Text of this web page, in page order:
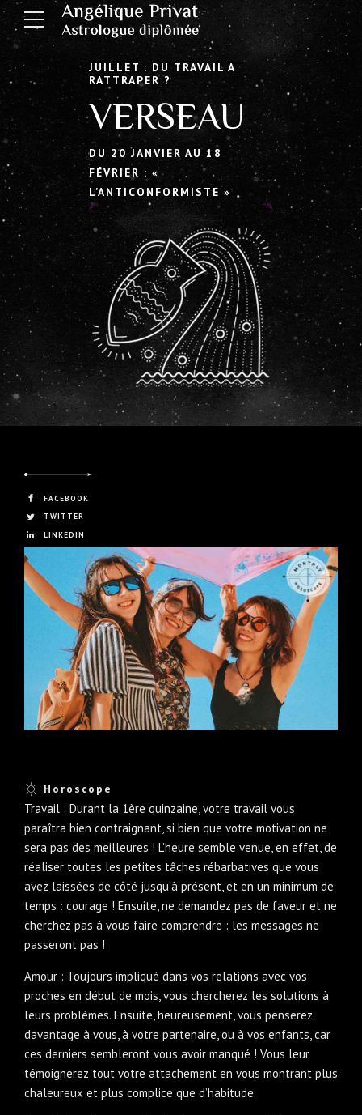
JUILLET : DU TRAVAIL A
RATTRAPER ?
VERSEAU
DU 20 JANVIER AU 18
FÉVRIER : «
L’ANTICONFORMISTE »
FACEBOOK
TWITTER
LINKEDIN
Horoscope
Travail : Durant la 1ère quinzaine, votre travail vous
paraîtra bien contraignant, si bien que votre motivation ne
sera pas des meilleures ! L’heure semble venue, en effet, de
réaliser toutes les petites tâches rébarbatives que vous
avez laissées de côté jusqu’à présent, et en un minimum de
temps : courage ! Ensuite, ne demandez pas de faveur et ne
cherchez pas à vous faire comprendre : les messages ne
passeront pas !
Amour : Toujours impliqué dans vos relations avec vos
proches en début de mois, vous chercherez les solutions à
leurs problèmes. Ensuite, heureusement, vous penserez
davantage à vous, à votre partenaire, ou à vos enfants, car
ces derniers sembleront vous avoir manqué ! Vous leur
témoignerez tout votre attachement en vous montrant plus
chaleureux et plus complice que d’habitude.